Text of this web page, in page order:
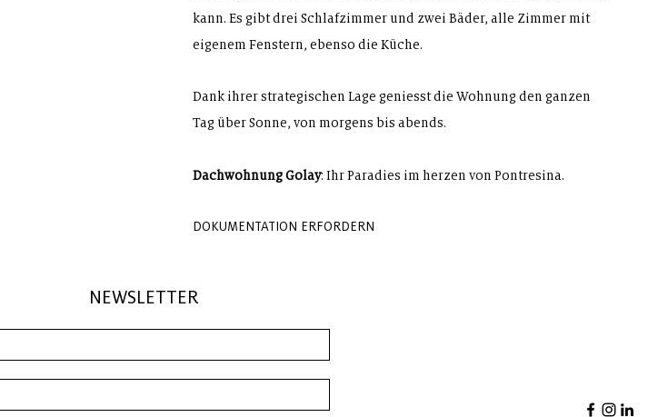
kann. Es gibt drei Schlafzimmer und zwei Bäder, alle Zimmer mit
eigenem Fenstern, ebenso die Küche.
Dank ihrer strategischen Lage geniesst die Wohnung den ganzen
Tag über Sonne, von morgens bis abends.
Dachwohnung Golay: Ihr Paradies im herzen von Pontresina.
DOKUMENTATION ERFORDERN
NEWSLETTER